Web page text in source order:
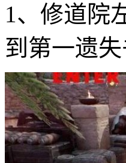
1、修道院
到第一遗失